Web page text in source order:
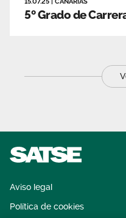
5º Grado de
Aviso legal
Política de cookies